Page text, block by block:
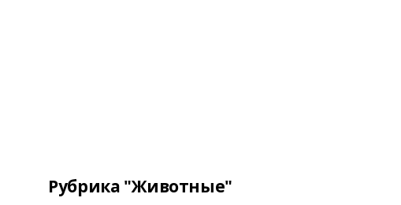
Рубрика "Животные"